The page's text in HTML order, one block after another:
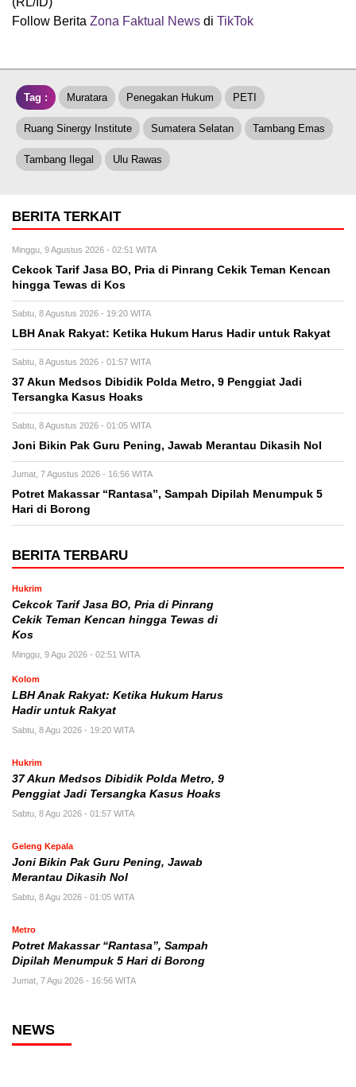
Follow Berita Zona Faktual News di TikTok
Tag : Muratara Penegakan Hukum PETI
Ruang Sinergy Institute Sumatera Selatan Tambang Emas
Tambang Ilegal Ulu Rawas
BERITA TERKAIT
Minggu, 9 Agustus 2026 - 02:51 WITA
Cekcok Tarif Jasa BO, Pria di Pinrang Cekik Teman Kencan
hingga Tewas di Kos
Sabtu, 8 Agustus 2026 - 19:20 WITA
LBH Anak Rakyat: Ketika Hukum Harus Hadir untuk Rakyat
Sabtu, 8 Agustus 2026 - 01:57 WITA
37 Akun Medsos Dibidik Polda Metro, 9 Penggiat Jadi
Tersangka Kasus Hoaks
Sabtu, 8 Agustus 2026 - 01:05 WITA
Joni Bikin Pak Guru Pening, Jawab Merantau Dikasih Nol
Jumat, 7 Agustus 2026 - 16:56 WITA
Potret Makassar “Rantasa”, Sampah Dipilah Menumpuk 5
Hari di Borong
BERITA TERBARU
Hukrim
Cekcok Tarif Jasa BO, Pria di Pinrang
Cekik Teman Kencan hingga Tewas di
Kos
Minggu, 9 Agu 2026 - 02:51 WITA
Kolom
LBH Anak Rakyat: Ketika Hukum Harus
Hadir untuk Rakyat
Sabtu, 8 Agu 2026 - 19:20 WITA
Hukrim
37 Akun Medsos Dibidik Polda Metro, 9
Penggiat Jadi Tersangka Kasus Hoaks
Sabtu, 8 Agu 2026 - 01:57 WITA
Geleng Kepala
Joni Bikin Pak Guru Pening, Jawab
Merantau Dikasih Nol
Sabtu, 8 Agu 2026 - 01:05 WITA
Metro
Potret Makassar “Rantasa”, Sampah
Dipilah Menumpuk 5 Hari di Borong
Jumat, 7 Agu 2026 - 16:56 WITA
NEWS